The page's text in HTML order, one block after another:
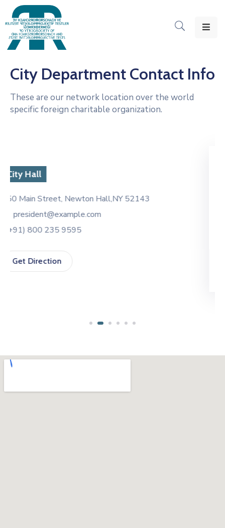
Ana
RPTD
Dair
Seminerler
Duyurular
İletişim
City Department Contact Info
These are our network location over the world
specific foreign charitable organization.
576 South Street, Police station, NY
Police@example.com
Emergency: 911